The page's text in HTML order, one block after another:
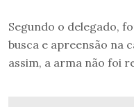
Segundo o delegado,
busca e apreensão na
assim, a arma não foi